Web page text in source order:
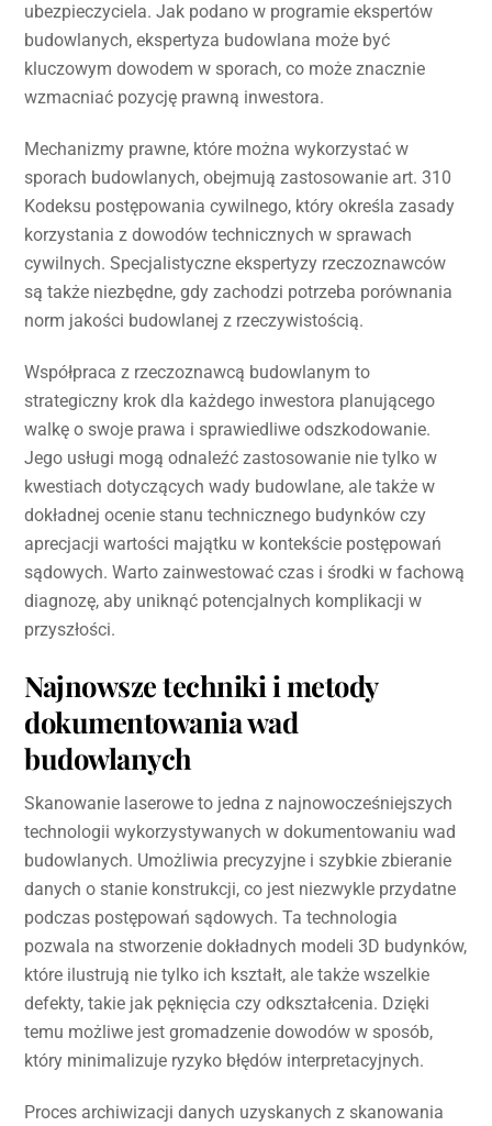
ubezpieczyciela. Jak podano w programie ekspertów
budowlanych, ekspertyza budowlana może być
kluczowym dowodem w sporach, co może znacznie
wzmacniać pozycję prawną inwestora.
Mechanizmy prawne, które można wykorzystać w
sporach budowlanych, obejmują zastosowanie art. 310
Kodeksu postępowania cywilnego, który określa zasady
korzystania z dowodów technicznych w sprawach
cywilnych. Specjalistyczne ekspertyzy rzeczoznawców
są także niezbędne, gdy zachodzi potrzeba porównania
norm jakości budowlanej z rzeczywistością.
Współpraca z rzeczoznawcą budowlanym to
strategiczny krok dla każdego inwestora planującego
walkę o swoje prawa i sprawiedliwe odszkodowanie.
Jego usługi mogą odnaleźć zastosowanie nie tylko w
kwestiach dotyczących wady budowlane, ale także w
dokładnej ocenie stanu technicznego budynków czy
aprecjacji wartości majątku w kontekście postępowań
sądowych. Warto zainwestować czas i środki w fachową
diagnozę, aby uniknąć potencjalnych komplikacji w
przyszłości.
Najnowsze techniki i metody
dokumentowania wad
budowlanych
Skanowanie laserowe to jedna z najnowocześniejszych
technologii wykorzystywanych w dokumentowaniu wad
budowlanych. Umożliwia precyzyjne i szybkie zbieranie
danych o stanie konstrukcji, co jest niezwykle przydatne
podczas postępowań sądowych. Ta technologia
pozwala na stworzenie dokładnych modeli 3D budynków,
które ilustrują nie tylko ich kształt, ale także wszelkie
defekty, takie jak pęknięcia czy odkształcenia. Dzięki
temu możliwe jest gromadzenie dowodów w sposób,
który minimalizuje ryzyko błędów interpretacyjnych.
Proces archiwizacji danych uzyskanych z skanowania